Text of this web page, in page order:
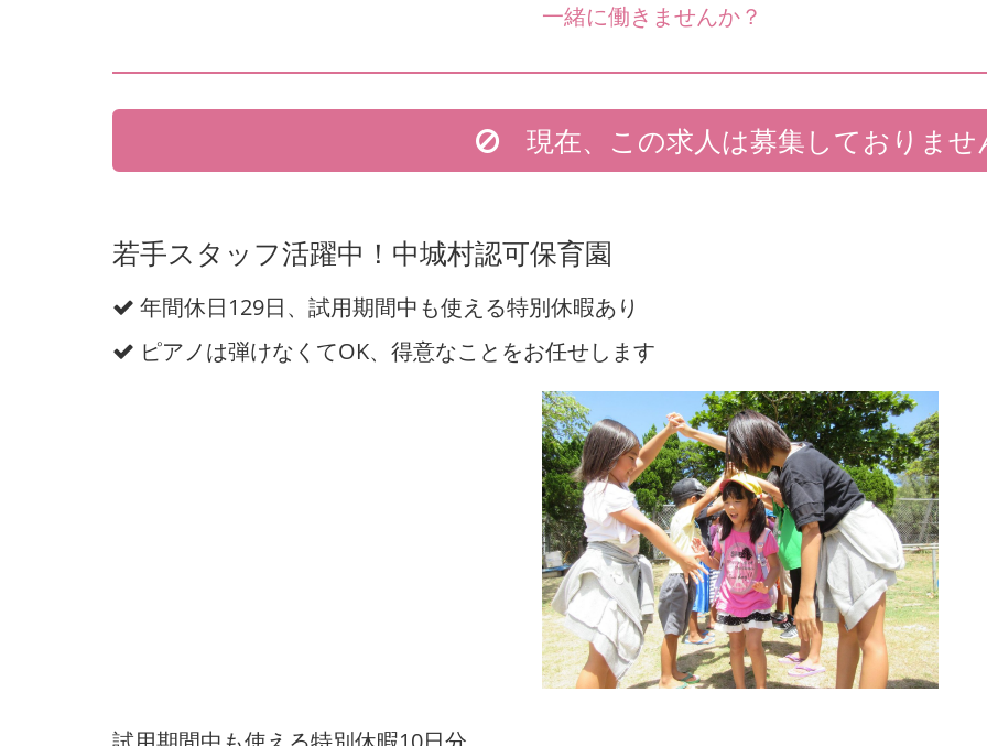
一緒に働きませんか？
現在、この求人は募集しておりませ
若手スタッフ活躍中！中城村認可保育園
年間休日129日、試用期間中も使える特別休暇あり
ピアノは弾けなくてOK、得意なことをお任せします